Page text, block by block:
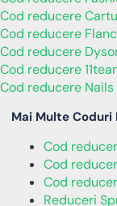
Cod reducere
Cod reducere
Cod reducere
Cod reducere
Cod reducere Nails
Mai Multe Coduri
Cod
Cod
Cod
Reduceri